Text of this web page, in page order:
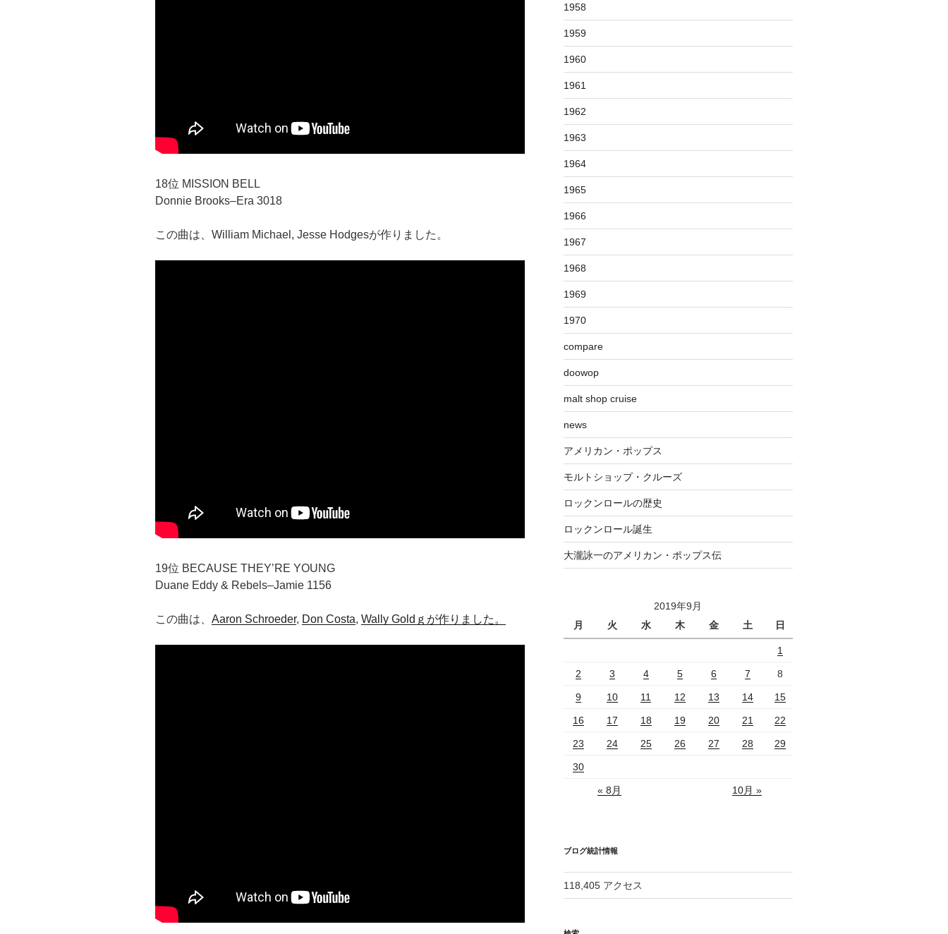
18位 MISSION BELL
Donnie Brooks–Era 3018
この曲は、William Michael, Jesse Hodgesが作りました。
19位 BECAUSE THEY’RE YOUNG
Duane Eddy & Rebels–Jamie 1156
この曲は、 Aaron Schroeder, Don Costa, Wally Goldｇが作りました。
1958
1959
1960
1961
1962
1963
1964
1965
1966
1967
1968
1969
1970
compare
doowop
malt shop cruise
news
アメリカン・ポップス
モルトショップ・クルーズ
ロックンロールの歴史
ロックンロール誕生
大瀧詠一のアメリカン・ポップス伝
2019年9月
月
火 水 木 金 土 日
1
2 3 4 5 6 7 8
9 10 11 12 13 14 15
16 17 18 19 20 21 22
23 24 25 26 27 28 29
30
« 8月 10月 »
ブログ統計情報
118,405 アクセス